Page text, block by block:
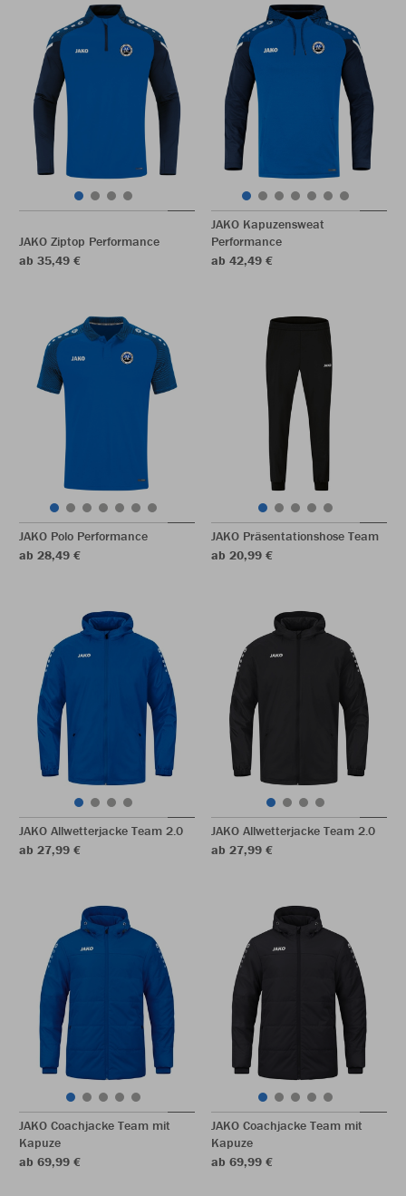
JAKO Ziptop Performance
ab 35,49 €
JAKO Kapuzensweat
Performance
ab 42,49 €
JAKO Polo Performance
ab 28,49 €
JAKO Präsentationshose Team
ab 20,99 €
JAKO Allwetterjacke Team 2.0
ab 27,99 €
JAKO Allwetterjacke Team 2.0
ab 27,99 €
JAKO Coachjacke Team mit
Kapuze
ab 69,99 €
JAKO Coachjacke Team mit
Kapuze
ab 69,99 €